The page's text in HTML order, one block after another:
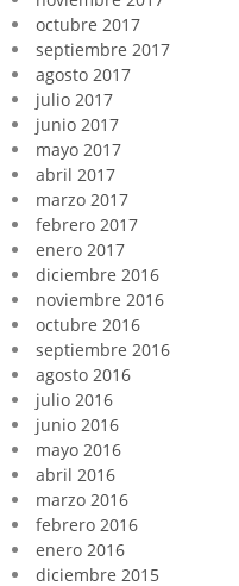
octubre 2017
septiembre 2017
agosto 2017
julio 2017
junio 2017
mayo 2017
abril 2017
marzo 2017
febrero 2017
enero 2017
diciembre 2016
noviembre 2016
octubre 2016
septiembre 2016
agosto 2016
julio 2016
junio 2016
mayo 2016
abril 2016
marzo 2016
febrero 2016
enero 2016
diciembre 2015